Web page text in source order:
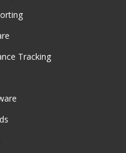
Tracking